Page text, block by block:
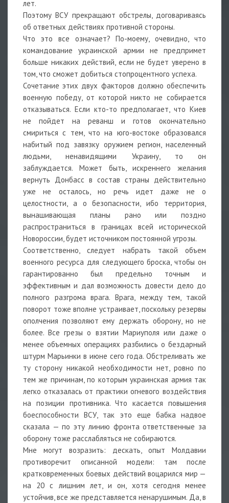
лет.
Поэтому ВСУ прекращают обстрелы, договариваясь
об ответных действиях противной стороны.
Что это все означает? По-моему, очевидно, что
командование украинской армии не предпримет
больше никаких действий, если не будет уверено в
том, что сможет добиться стопроцентного успеха.
Сочетание этих двух факторов должно обеспечить
военную победу, от которой никто не собирается
отказываться. Если кто-то предполагает, что Киев
не пойдет на реванш и готов окончательно
смириться с тем, что на юго-востоке образовался
набитый под завязку оружием регион, населенный
людьми, ненавидящими Украину, то он
заблуждается. Может быть, искреннего желания
вернуть Донбасс в состав страны действительно
уже не осталось, но речь идет даже не о
целостности, а о безопасности, ибо территория,
вынашивающая планы рано или поздно
распространиться в границах всей исторической
Новороссии, будет источником постоянной угрозы.
Соответственно, следует набрать такой объем
военного ресурса для следующего броска, чтобы он
гарантированно был предельно точным и
эффективным и дал возможность довести дело до
полного разгрома врага. Врага, между тем, такой
поворот тоже вполне устраивает, поскольку резервы
ополчения позволяют ему держать оборону, но не
более. Все грезы о взятии Мариуполя или даже о
менее объемных операциях разбились о бездарный
штурм Марьинки в июне сего года. Обстреливать же
ту сторону никакой необходимости нет, ровно по
тем же причинам, по которым украинская армия так
легко отказалась от практики огневого воздействия
на позиции противника. Что касается повышения
боеспособности ВСУ, так это еще бабка надвое
сказала — по эту линию фронта ответственные за
оборону тоже расслабляться не собираются.
Мне могут возразить: дескать, опыт Молдавии
противоречит описанной модели: там после
кратковременных боевых действий воцарился мир —
на 20 с лишним лет, и он, хотя сегодня менее
устойчив, все же представляется ненарушимым. Да, в